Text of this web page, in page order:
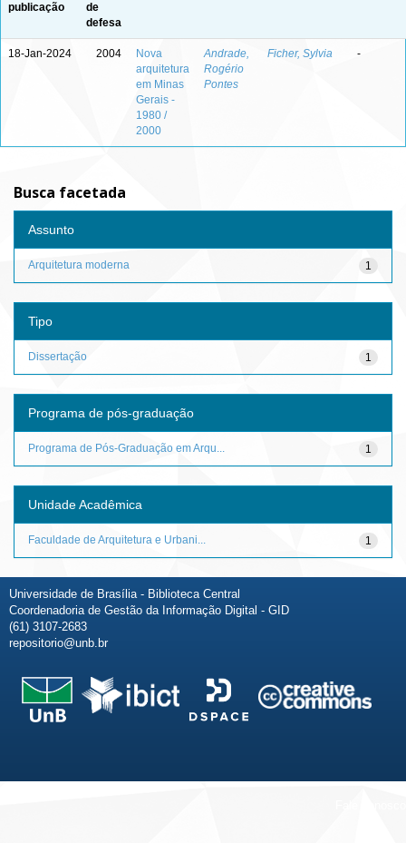
publicação
de
defesa
18-Jan-2024 2004
Nova
arquitetura
em Minas
Gerais -
1980 /
2000
Andrade,
Rogério
Pontes
Ficher, Sylvia -
Busca facetada
Assunto
1
Arquitetura moderna
Tipo
1
Dissertação
Programa de pós-graduação
1
Programa de Pós-Graduação em Arqu...
Unidade Acadêmica
1
Faculdade de Arquitetura e Urbani...
Universidade de Brasília - Biblioteca Central
Coordenadoria de Gestão da Informação Digital - GID
(61) 3107-2683
repositorio@unb.br